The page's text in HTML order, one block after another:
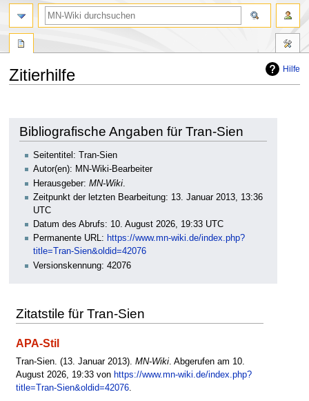
Hilfe
Zitierhilfe
springen
springen
Bibliografische Angaben für Tran-Sien
Seitentitel: Tran-Sien
Autor(en): MN-Wiki-Bearbeiter
Herausgeber: MN-Wiki
Zeitpunkt der letzten Bearbeitung: 13. Januar 2013, 13:36
UTC
Datum des Abrufs: 10. August 2026, 19:33 UTC
Permanente URL: https://www.mn-wiki.de/index.php?
title=Tran-Sien&oldid=42076
Versionskennung: 42076
Zitatstile für Tran-Sien
APA-Stil
Tran-Sien. (13. Januar 2013). MN-Wiki. Abgerufen am 10.
August 2026, 19:33 von https://www.mn-wiki.de/index.php?
title=Tran-Sien&oldid=42076.
Suche